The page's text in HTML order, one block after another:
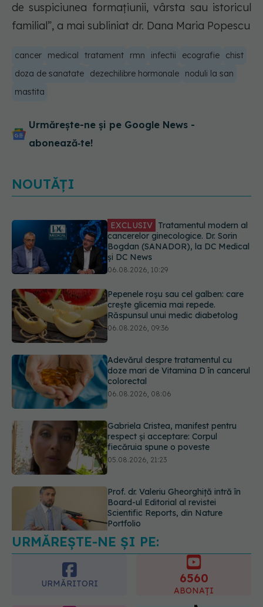
de suspiciunea formaţiunii, vârsta sau istoricul
familial”, a mai subliniat dr. Dana Maria Popescu
cancer medical tratament rmn infectii ecografie
chist
doza de sanatate
dezechilibre hormonale
noduli la san
mastita
Urmărește-ne și pe Google News -
abonează‑te!
NOUTĂȚI
Pepenele roșu sau cel galben: care
crește glicemia mai repede.
Răspunsul unui medic diabetolog
06.08.2026, 09:36
Adevărul despre tratamentul cu
doze mari de Vitamina D în cancerul
colorectal
06.08.2026, 08:06
Gabriela Cristea, manifest pentru
respect și acceptare: Corpul
fiecăruia spune o poveste
05.08.2026, 21:23
Prof. dr. Valeriu Gheorghiță intră în
Board-ul Editorial al revistei
Scientific Reports, din Nature
Portfolio
EXCLUSIV Tratamentul modern al
cancerelor ginecologice. Dr. Sorin
Bogdan (SANADOR), la DC Medical
și DC News
06.08.2026, 10:29
URMĂREȘTE-NE ȘI PE:
URMĂRITORI 6560
ABONAȚI